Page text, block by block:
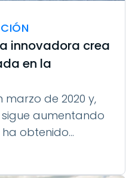
innovadora crea
en la
marzo de 2020 y,
aumentando
obtenido...